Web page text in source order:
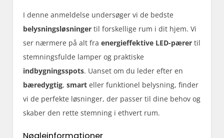
I denne anmeldelse undersøger vi de bedste
belysningsløsninger til forskellige rum i dit hjem. Vi
ser nærmere på alt fraenergieffektive LED-pærer til
stemningsfulde lamper og praktiske
indbygningsspots. Uanset om du leder efter en
bæredygtig,smart eller funktionel belysning, finder
vi de perfekte løsninger, der passer til dine behov og
skaber den rette stemning i ethvert rum.